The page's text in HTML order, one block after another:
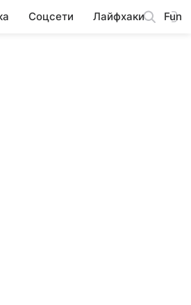
Соцсети Лайфхаки Fun